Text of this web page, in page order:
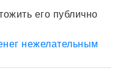
его публично
нежелательным